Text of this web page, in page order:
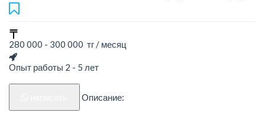
280 000 - 300 000 тг / месяц
Опыт работы 2 - 5 лет
Описание: